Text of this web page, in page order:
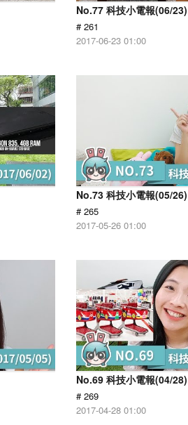
No.77 科技小電報(06/23)
# 261
2017-06-23 01:00
No.73 科技小電報(05/26)
# 265
2017-05-26 01:00
No.69 科技小電報(04/28)
# 269
2017-04-28 01:00